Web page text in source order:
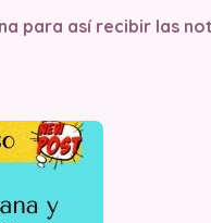
para así recibir las